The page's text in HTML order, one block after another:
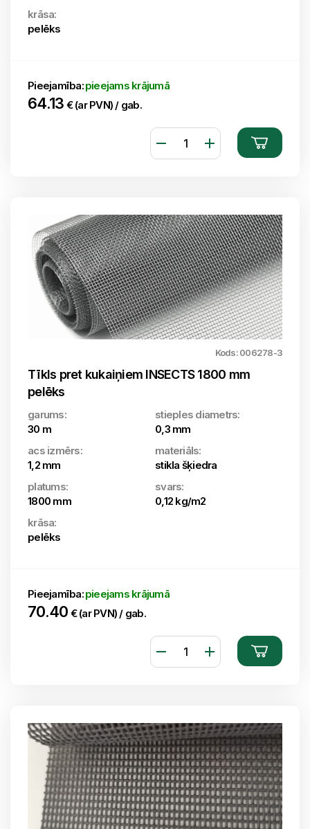
krāsa:
pelēks
Pieejamība:pieejams krājumā
64.13 € (ar PVN) / gab.
Kods: 006278-3
Tīkls pret kukaiņiem INSECTS 1800 mm
pelēks
garums:
30 m
stieples diametrs:
0,3 mm
acs izmērs:
1,2 mm
materiāls:
stikla šķiedra
platums:
1800 mm
svars:
0,12 kg/m2
krāsa:
pelēks
Pieejamība:pieejams krājumā
70.40 € (ar PVN) / gab.